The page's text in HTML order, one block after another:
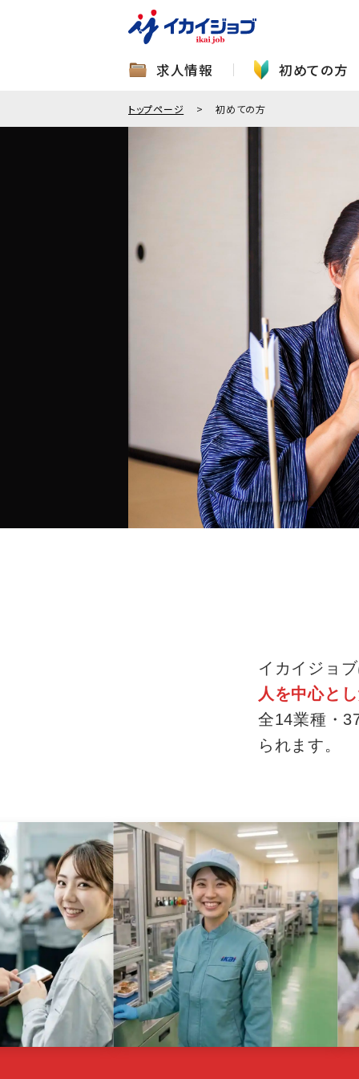
求人情報 初めての方
トップページ 初めての方
イカイジョ
人を中心と
全14業種・
られます。